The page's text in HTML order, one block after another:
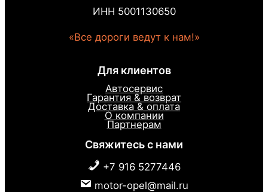
ИНН 5001130650
«Все дороги ведут к нам!»
Для клиентов
Автосервис
Гарантия & возврат
Доставка & оплата
О компании
Партнерам
Свяжитесь с нами
+7 916 5277446
motor-opel@mail.ru